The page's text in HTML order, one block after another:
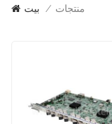
بيت / منتجات